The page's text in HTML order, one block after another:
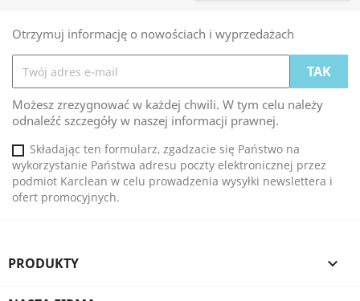
Otrzymuj informację o nowościach i wyprzedażach
Możesz zrezygnować w każdej chwili. W tym celu należy
odnaleźć szczegóły w naszej informacji prawnej.
Składając ten formularz, zgadzacie się Państwo na
wykorzystanie Państwa adresu poczty elektronicznej przez
podmiot Karclean w celu prowadzenia wysyłki newslettera i
ofert promocyjnych.
PRODUKTY 